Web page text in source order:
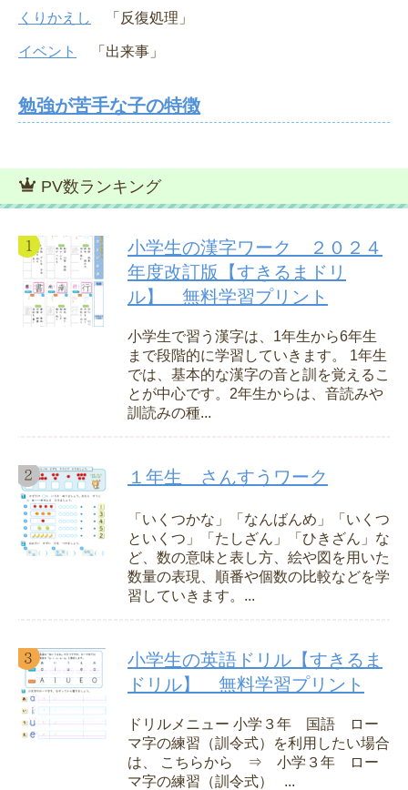
くりかえし 「反復処理」
イベント 「出来事」
勉強が苦手な子の特徴
PV数ランキング
小学生の漢字ワーク ２０２４
年度改訂版【すきるまドリ
ル】 無料学習プリント
小学生で習う漢字は、1年生から6年生
まで段階的に学習していきます。 1年生
では、基本的な漢字の音と訓を覚えるこ
とが中心です。2年生からは、音読みや
訓読みの種...
１年生 さんすうワーク
「いくつかな」「なんばんめ」「いくつ
といくつ」「たしざん」「ひきざん」な
ど、数の意味と表し方、絵や図を用いた
数量の表現、順番や個数の比較などを学
習していきます。...
小学生の英語ドリル【すきるま
ドリル】 無料学習プリント
ドリルメニュー 小学３年 国語 ロー
マ字の練習（訓令式）を利用したい場合
は、 こちらから ⇒ 小学３年 ロー
マ字の練習（訓令式） ...